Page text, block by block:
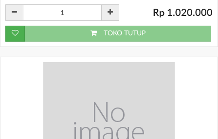
Rp 1.020.000
TOKO TUTUP